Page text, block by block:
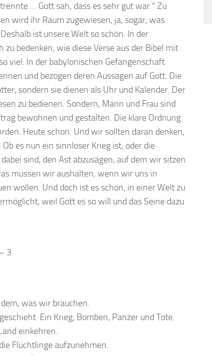
… Gott sah, dass es sehr gut war.” Zu
wird ihr Raum zugewiesen, ja, sogar, was
ist unsere Welt so schön. In der
bedenken, wie diese Verse aus der Bibel mit
viel: In der babylonischen Gefangenschaft
und bezogen deren Aussagen auf Gott. Die
sondern sie dienen als Uhr und Kalender. Der
zu bedienen. Sondern, Mann und Frau sind
bewohnen und gestalten. Die klare Ordnung
Heute schon. Und wir sollten daran denken,
es nun ein sinnloser Krieg ist, oder die
sind, den Ast abzusägen, auf dem wir sitzen.
müssen wir aushalten, wenn wir uns in
wollen. Und doch ist es schön, in einer Welt zu
weil Gott es so will und das Seine dazu
3
was wir brauchen.
Ein Krieg, Bomben, Panzer und Tote.
einkehren.
Flüchtlinge aufzunehmen.